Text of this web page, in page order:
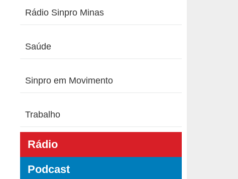
Rádio Sinpro Minas
Saúde
Sinpro em Movimento
Trabalho
Rádio
Podcast